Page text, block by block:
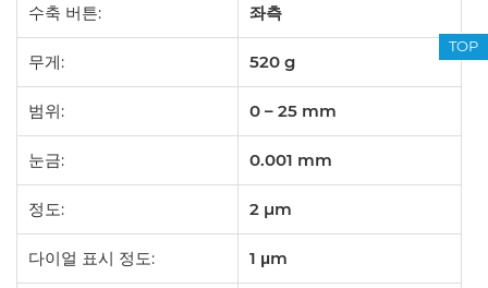
수축 버튼: 좌측
무게: 520 g
범위: 0 – 25 mm
눈금: 0.001 mm
정도: 2 µm
다이얼 표시 정도: 1 μm
TOP